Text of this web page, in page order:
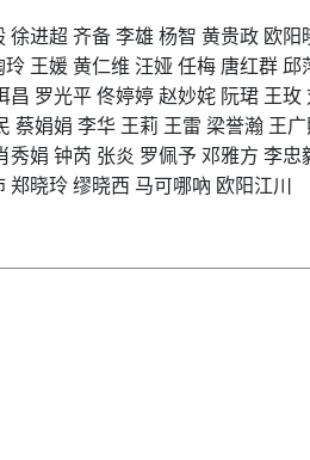
徐进超 齐备 李雄 杨智 黄贵政 欧阳
玲 王媛 黄仁维 汪娅 任梅 唐红群 邱
昌 罗光平 佟婷婷 赵妙姹 阮珺 王玫
蔡娟娟 李华 王莉 王雷 梁誉瀚 王广
秀娟 钟芮 张炎 罗佩予 邓雅方 李忠
郑晓玲 缪晓西 马可哪吶 欧阳江川